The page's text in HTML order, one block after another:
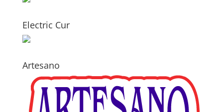
Electric Cur
Artesano